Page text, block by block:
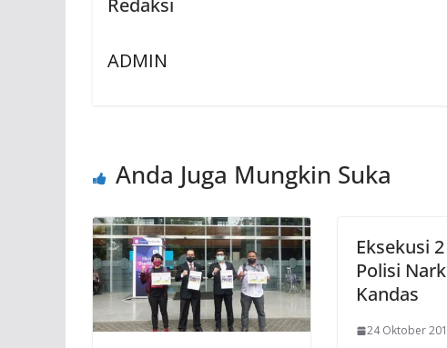
ADMIN
Anda Juga Mungkin Suka
Eksekusi
Polisi
Kandas
24 Oktober